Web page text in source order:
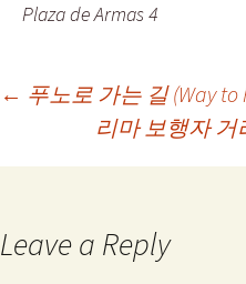
Plaza de Armas 4
Post
← 푸노로 가는 길 (Way to
리마 보행자 거
Leave a Reply